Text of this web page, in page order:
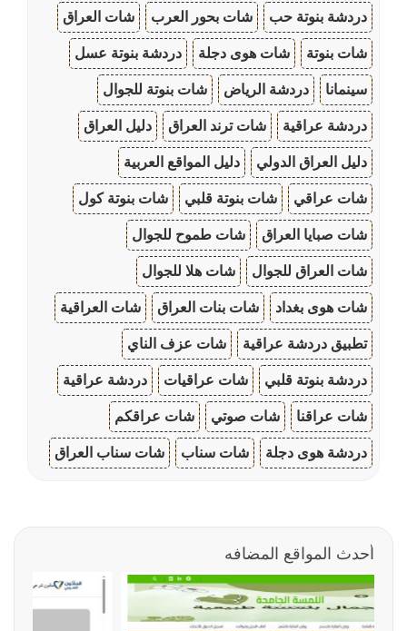
دردشة بنوتة حب شات بحور العرب شات العراق
شات بنوتة شات هوى دجلة دردشة بنوتة عسل
سينمانا دردشة الرياض شات بنوتة للجوال
دردشة عراقية شات ترند العراق دليل العراق
دليل العراق الدولي دليل المواقع العربية
شات عراقي شات بنوتة قلبي شات بنوتة كول
شات صبايا العراق شات طموح للجوال
شات العراق للجوال شات هلا للجوال
شات هوى بغداد شات بنات العراق شات العراقية
تطبيق دردشة عراقية شات عزف الناي
دردشة بنوتة قلبي شات عراقيات دردشة عراقية
شات عراقنا شات صوتي شات عراقكم
دردشة هوى دجلة شات سناب شات سناب العراق
أحدث المواقع المضافه